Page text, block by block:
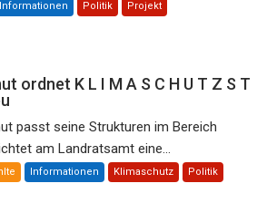
Informationen Politik Projekt
ordnet K L I M A S C H U T Z S T
passt seine Strukturen im Bereich
am Landratsamt eine...
Informationen Klimaschutz Politik